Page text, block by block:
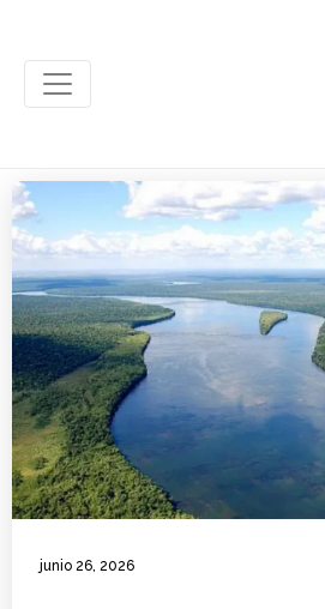
junio 26, 2026